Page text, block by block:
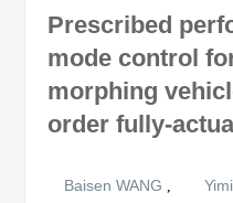
Prescribed
mode control
morphing
order fully-
Baisen WANG ,